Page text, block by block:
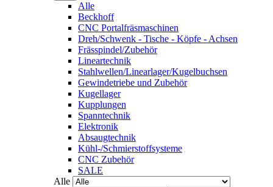
Alle
Beckhoff
CNC Portalfräsmaschinen
Dreh/Schwenk - Tische - Köpfe - Achsen
Frässpindel/Zubehör
Lineartechnik
Stahlwellen/Linearlager/Kugelbuchsen
Gewindetriebe und Zubehör
Kugellager
Kupplungen
Spanntechnik
Elektronik
Absaugtechnik
Kühl-/Schmierstoffsysteme
CNC Zubehör
SALE
Alle